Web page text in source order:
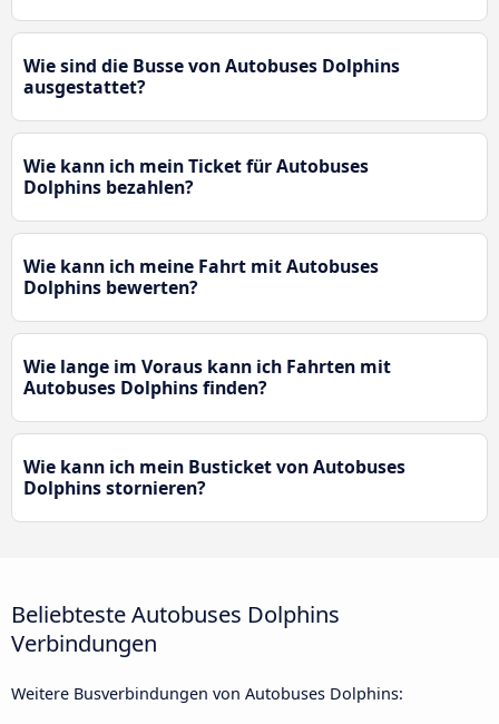
Wie sind die Busse von Autobuses Dolphins
ausgestattet?
Wie kann ich mein Ticket für Autobuses
Dolphins bezahlen?
Wie kann ich meine Fahrt mit Autobuses
Dolphins bewerten?
Wie lange im Voraus kann ich Fahrten mit
Autobuses Dolphins finden?
Wie kann ich mein Busticket von Autobuses
Dolphins stornieren?
Beliebteste Autobuses Dolphins
Verbindungen
Weitere Busverbindungen von Autobuses Dolphins: